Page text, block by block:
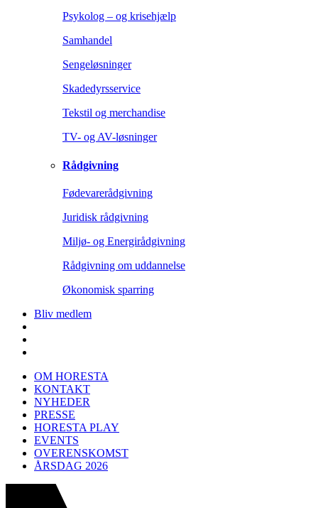
Psykolog – og krisehjælp
Samhandel
Sengeløsninger
Skadedyrsservice
Tekstil og merchandise
TV- og AV-løsninger
Rådgivning
Fødevarerådgivning
Juridisk rådgivning
Miljø- og Energirådgivning
Rådgivning om uddannelse
Økonomisk sparring
Bliv medlem
OM HORESTA
KONTAKT
NYHEDER
PRESSE
HORESTA PLAY
EVENTS
OVERENSKOMST
ÅRSDAG 2026